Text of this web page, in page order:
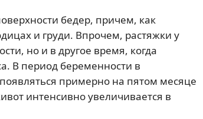
бедер, причем, как
и груди. Впрочем, растяжки у
но и в другое время, когда
В период беременности в
примерно на пятом месяце
интенсивно увеличивается в